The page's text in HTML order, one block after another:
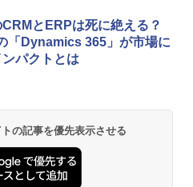
CRMとERPは死に絶える？
「Dynamics 365」が市場に
パクトとは
の記事を優先表示させる